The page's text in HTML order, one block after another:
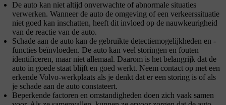
De auto kan niet altijd onverwachte of abnormale situaties
verwerken. Wanneer de auto de omgeving of een verkeerssituatie
niet goed kan inschatten, heeft dit invloed op de nauwkeurigheid
van de reactie van de auto.
Schade aan de auto kan de gebruikte detectiemogelijkheden en -
functies beïnvloeden. De auto kan veel storingen en fouten
identificeren, maar niet allemaal. Daarom is het belangrijk dat de
auto in goede staat blijft en goed werkt. Neem contact op met een
erkende Volvo-werkplaats als je denkt dat er een storing is of als
je schade aan de auto constateert.
Beperkende factoren en omstandigheden doen zich vaak samen